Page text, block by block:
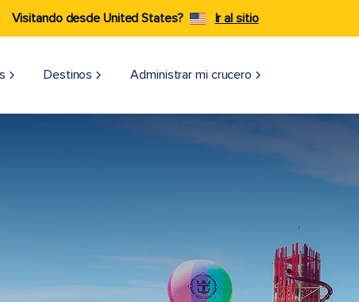
Visitando desde United States? Ir al sitio
Destinos Administrar mi crucero